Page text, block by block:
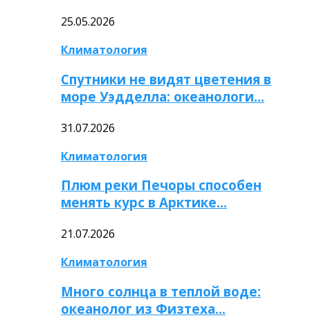
25.05.2026
Климатология
Спутники не видят цветения в
море Уэдделла: океанологи…
31.07.2026
Климатология
Плюм реки Печоры способен
менять курс в Арктике…
21.07.2026
Климатология
Много солнца в теплой воде:
океанолог из Физтеха…